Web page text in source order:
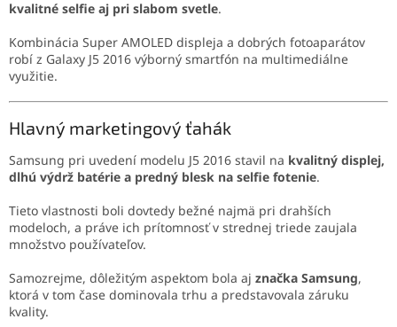
kvalitné selfie aj pri slabom svetle.
Kombinácia Super AMOLED displeja a dobrých fotoaparátov
robí z Galaxy J5 2016 výborný smartfón na multimediálne
využitie.
Hlavný marketingový ťahák
Samsung pri uvedení modelu J5 2016 stavil na kvalitný displej,
dlhú výdrž batérie a predný blesk na selfie fotenie.
Tieto vlastnosti boli dovtedy bežné najmä pri drahších
modeloch, a práve ich prítomnosť v strednej triede zaujala
množstvo používateľov.
Samozrejme, dôležitým aspektom bola aj značka Samsung,
ktorá v tom čase dominovala trhu a predstavovala záruku
kvality.